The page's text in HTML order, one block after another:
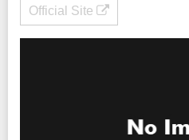
Official Site